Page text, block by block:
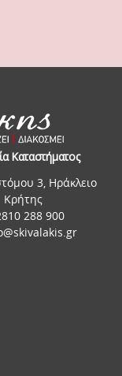
Καταστήματος
3, Ηράκλειο
Κρήτης
288 900